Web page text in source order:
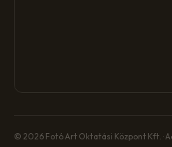
© 2026 Fotó Art Oktatási Központ Kft. ·